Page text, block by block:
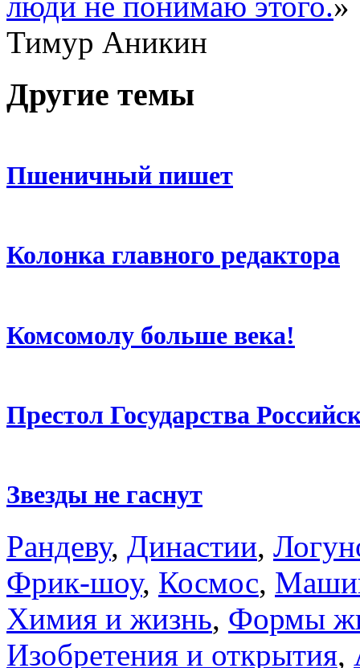
Тимур Аникин
Другие темы
Пшеничный пишет
Колонка главного редактора
Комсомолу больше века!
Престол Государства
Звезды не гаснут
Рандеву, Династии,
Фрик-шоу, Космос,
Химия и жизнь, Формы
Изобретения и открытия,